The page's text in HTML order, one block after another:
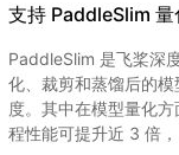
支持 PaddleSlim
PaddleSlim 是飞桨深
化、裁剪和蒸馏后的
度。其中在模型量化
程性能可提升近 3 倍